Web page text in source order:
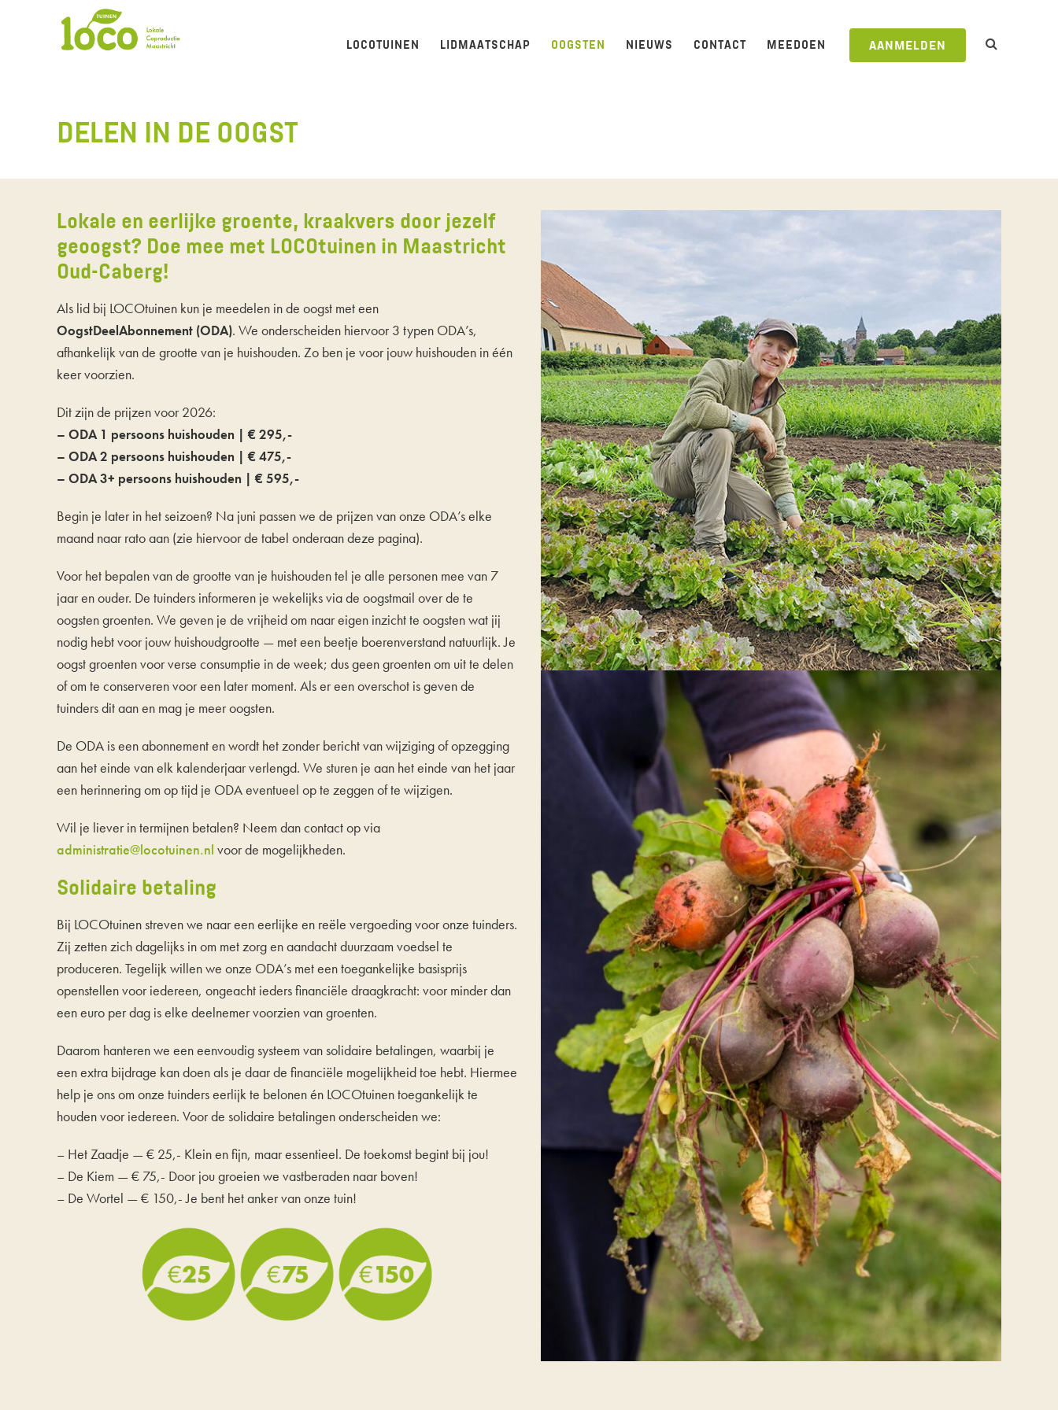
AANMELDEN
LOCOTUINEN LIDMAATSCHAP OOGSTEN NIEUWS CONTACT MEEDOEN
DELEN IN DE OOGST
Lokale en eerlijke groente, kraakvers door jezelf
geoogst? Doe mee met LOCOtuinen in Maastricht
Oud-Caberg!
Als lid bij LOCOtuinen kun je meedelen in de oogst met een
OogstDeelAbonnement (ODA). We onderscheiden hiervoor 3 typen ODA’s,
afhankelijk van de grootte van je huishouden. Zo ben je voor jouw huishouden in één
keer voorzien.
Dit zijn de prijzen voor 2026:
– ODA 1 persoons huishouden | € 295,-
– ODA 2 persoons huishouden | € 475,-
– ODA 3+ persoons huishouden | € 595,-
Begin je later in het seizoen? Na juni passen we de prijzen van onze ODA’s elke
maand naar rato aan (zie hiervoor de tabel onderaan deze pagina).
Voor het bepalen van de grootte van je huishouden tel je alle personen mee van 7
jaar en ouder. De tuinders informeren je wekelijks via de oogstmail over de te
oogsten groenten. We geven je de vrijheid om naar eigen inzicht te oogsten wat jij
nodig hebt voor jouw huishoudgrootte — met een beetje boerenverstand natuurlijk. Je
oogst groenten voor verse consumptie in de week; dus geen groenten om uit te delen
of om te conserveren voor een later moment. Als er een overschot is geven de
tuinders dit aan en mag je meer oogsten.
De ODA is een abonnement en wordt het zonder bericht van wijziging of opzegging
aan het einde van elk kalenderjaar verlengd. We sturen je aan het einde van het jaar
een herinnering om op tijd je ODA eventueel op te zeggen of te wijzigen.
Wil je liever in termijnen betalen? Neem dan contact op via
administratie@locotuinen.nl voor de mogelijkheden.
Solidaire betaling
Bij LOCOtuinen streven we naar een eerlijke en reële vergoeding voor onze tuinders.
Zij zetten zich dagelijks in om met zorg en aandacht duurzaam voedsel te
produceren. Tegelijk willen we onze ODA’s met een toegankelijke basisprijs
openstellen voor iedereen, ongeacht ieders financiële draagkracht: voor minder dan
een euro per dag is elke deelnemer voorzien van groenten.
Daarom hanteren we een eenvoudig systeem van solidaire betalingen, waarbij je
een extra bijdrage kan doen als je daar de financiële mogelijkheid toe hebt. Hiermee
help je ons om onze tuinders eerlijk te belonen én LOCOtuinen toegankelijk te
houden voor iedereen. Voor de solidaire betalingen onderscheiden we:
– Het Zaadje — € 25,- Klein en fijn, maar essentieel. De toekomst begint bij jou!
– De Kiem — € 75,- Door jou groeien we vastberaden naar boven!
– De Wortel — € 150,- Je bent het anker van onze tuin!